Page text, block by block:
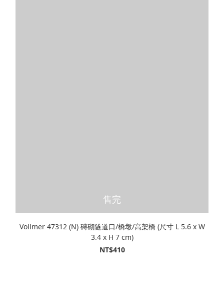
售完
Vollmer 47312 (N) 磚砌隧道口/橋墩/高架橋 (尺寸 L 5.6 x W
3.4 x H 7 cm)
NT$410